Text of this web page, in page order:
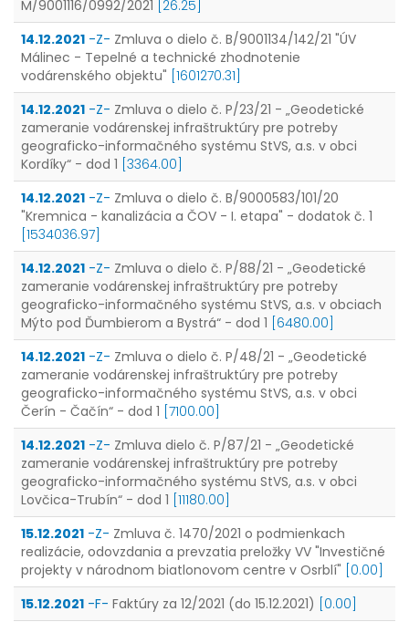
M/9001116/0992/2021 [26.25]
14.12.2021 -Z- Zmluva o dielo č. B/9001134/142/21 "ÚV
Málinec - Tepelné a technické zhodnotenie
vodárenského objektu" [1601270.31]
14.12.2021 -Z- Zmluva o dielo č. P/23/21 - „Geodetické
zameranie vodárenskej infraštruktúry pre potreby
geograficko-informačného systému StVS, a.s. v obci
Kordíky“ - dod 1 [3364.00]
14.12.2021 -Z- Zmluva o dielo č. B/9000583/101/20
"Kremnica - kanalizácia a ČOV - I. etapa" - dodatok č. 1
[1534036.97]
14.12.2021 -Z- Zmluva o dielo č. P/88/21 - „Geodetické
zameranie vodárenskej infraštruktúry pre potreby
geograficko-informačného systému StVS, a.s. v obciach
Mýto pod Ďumbierom a Bystrá“ - dod 1 [6480.00]
14.12.2021 -Z- Zmluva o dielo č. P/48/21 - „Geodetické
zameranie vodárenskej infraštruktúry pre potreby
geograficko-informačného systému StVS, a.s. v obci
Čerín - Čačín“ - dod 1 [7100.00]
14.12.2021 -Z- Zmluva dielo č. P/87/21 - „Geodetické
zameranie vodárenskej infraštruktúry pre potreby
geograficko-informačného systému StVS, a.s. v obci
Lovčica-Trubín“ - dod 1 [11180.00]
15.12.2021 -Z- Zmluva č. 1470/2021 o podmienkach
realizácie, odovzdania a prevzatia preložky VV "Investičné
projekty v národnom biatlonovom centre v Osrblí" [0.00]
15.12.2021 -F- Faktúry za 12/2021 (do 15.12.2021) [0.00]